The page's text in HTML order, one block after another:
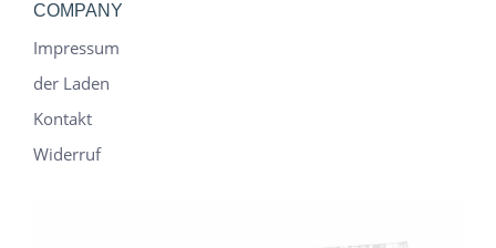
COMPANY
Impressum
der Laden
Kontakt
Widerruf